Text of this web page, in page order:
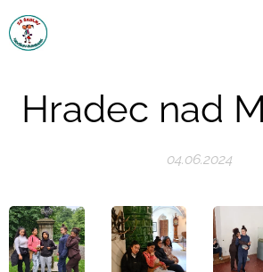
Hradec nad
04.06.2024